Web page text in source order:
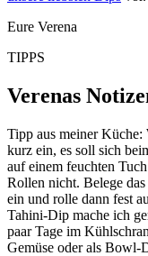
Eure Verena
TIPPS
Verenas
Tipp aus meiner Küche:
kurz ein, es soll sich
auf einem feuchten
Rollen nicht. Belege
ein und rolle dann fest
Tahini-Dip mache ich
paar Tage im
Gemüse oder als Bowl-